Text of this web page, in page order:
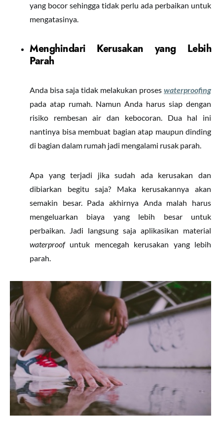
yang bocor sehingga tidak perlu ada perbaikan untuk
mengatasinya.
Menghindari Kerusakan yang Lebih
Parah
Anda bisa saja tidak melakukan proses waterproofing
pada atap rumah. Namun Anda harus siap dengan
risiko rembesan air dan kebocoran. Dua hal ini
nantinya bisa membuat bagian atap maupun dinding
di bagian dalam rumah jadi mengalami rusak parah.
Apa yang terjadi jika sudah ada kerusakan dan
dibiarkan begitu saja? Maka kerusakannya akan
semakin besar. Pada akhirnya Anda malah harus
mengeluarkan biaya yang lebih besar untuk
perbaikan. Jadi langsung saja aplikasikan material
waterproofuntuk mencegah kerusakan yang lebih
parah.